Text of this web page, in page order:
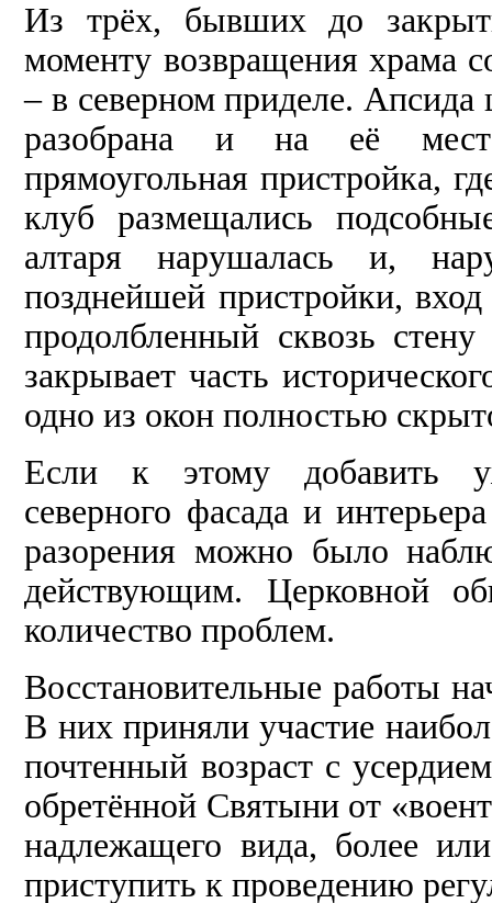
Из трёх, бывших до
моменту возвращения храма
– в северном приделе. Апсида
разобрана и на её
прямоугольная пристройка,
клуб размещались
алтаря нарушалась и,
позднейшей пристройки,
продолбленный сквозь
закрывает часть
одно из окон полностью
Если к этому добавить
северного фасада и
разорения можно было
действующим. Церковной
количество проблем.
Восстановительные работы
В них приняли участие
почтенный возраст с
обретённой Святыни от
надлежащего вида, более
приступить к проведению